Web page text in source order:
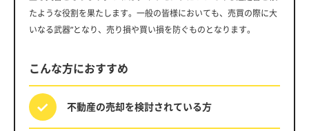
たような役割を果たします。一般の皆様においても、売買の際に大
いなる武器”となり、売り損や買い損を防ぐものとなります。
こんな方におすすめ
不動産の売却を検討されている方